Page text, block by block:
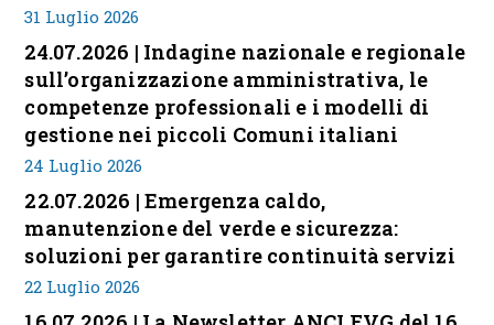
31 Luglio 2026
24.07.2026 | Indagine nazionale e regionale
sull’organizzazione amministrativa, le
competenze professionali e i modelli di
gestione nei piccoli Comuni italiani
24 Luglio 2026
22.07.2026 | Emergenza caldo,
manutenzione del verde e sicurezza:
soluzioni per garantire continuità servizi
22 Luglio 2026